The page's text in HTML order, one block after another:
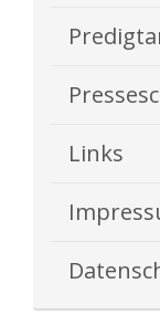
Links